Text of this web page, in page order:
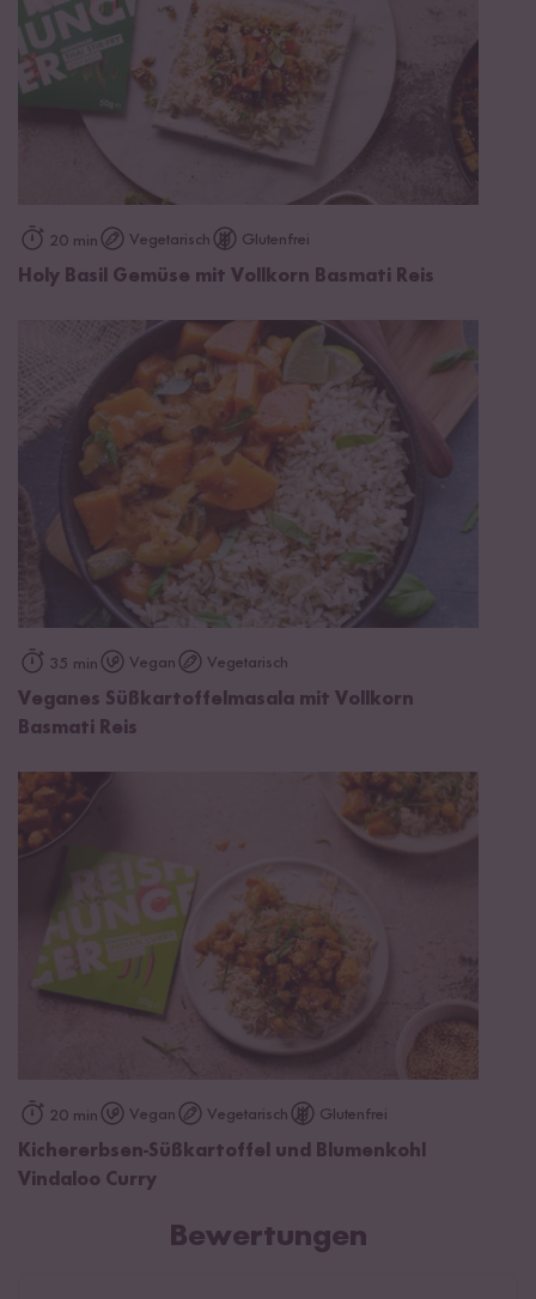
20 min Vegetarisch Glutenfrei
Holy Basil Gemüse mit Vollkorn Basmati Reis
35 min Vegan Vegetarisch
Veganes Süßkartoffelmasala mit Vollkorn
Basmati Reis
20 min Vegan Vegetarisch Glutenfrei
Kichererbsen-Süßkartoffel und Blumenkohl
Vindaloo Curry
Bewertungen